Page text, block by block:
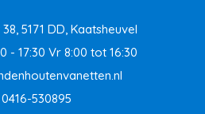
5171 DD, Kaatsheuvel
- 17:30 Vr 8:00 tot 16:30
0416-530895